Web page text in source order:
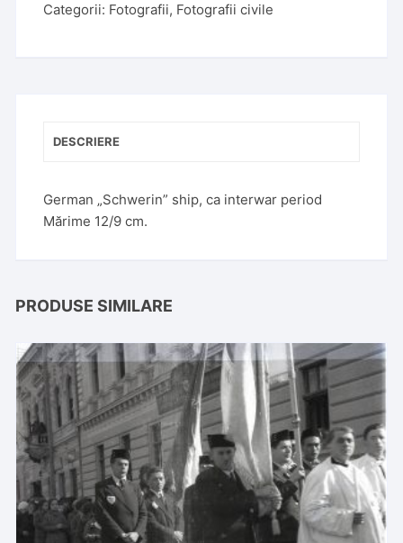
Categorii: Fotografii, Fotografii civile
DESCRIERE
German „Schwerin” ship, ca interwar period
Mărime 12/9 cm.
PRODUSE SIMILARE